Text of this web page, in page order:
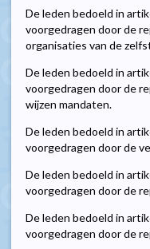
De leden bedoeld in
voorgedragen door de
organisaties van de
De leden bedoeld in
voorgedragen door de
wijzen mandaten.
De leden bedoeld in
voorgedragen door de
De leden bedoeld in
voorgedragen door de
De leden bedoeld in
voorgedragen door de